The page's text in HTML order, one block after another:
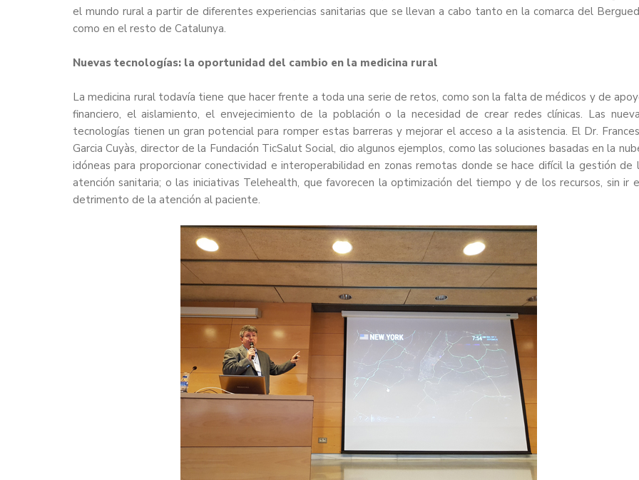
el mundo rural a partir de diferentes experiencias sanitarias que se llevan a cabo tanto en la comarca del
como en el resto de Catalunya.
Nuevas tecnologías: la oportunidad del cambio en la medicina rural
La medicina rural todavía tiene que hacer frente a toda una serie de retos, como son la falta de médicos y de
financiero, el aislamiento, el envejecimiento de la población o la necesidad de crear redes clínicas. Las
tecnologías tienen un gran potencial para romper estas barreras y mejorar el acceso a la asistencia. El Dr.
Garcia Cuyàs, director de la Fundación TicSalut Social, dio algunos ejemplos, como las soluciones basadas en la
idóneas para proporcionar conectividad e interoperabilidad en zonas remotas donde se hace difícil la gestión de
atención sanitaria; o las iniciativas Telehealth, que favorecen la optimización del tiempo y de los recursos, sin ir
detrimento de la atención al paciente.